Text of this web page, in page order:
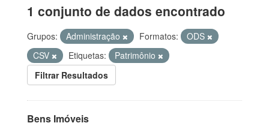
1 conjunto de dados encontrado
Grupos: Administração Formatos:
ODS
CSV
Etiquetas:
Patrimônio
Filtrar Resultados
Bens Imóveis